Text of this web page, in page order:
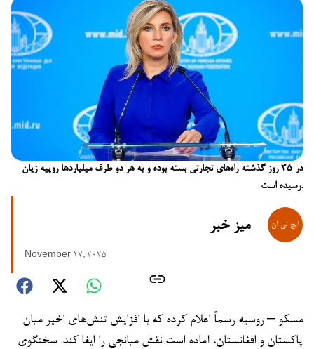
در ۳۵ روز گذشته راه‌های تجارتی بسته بوده و به هر دو طرف میلیاردها روپیه زیان
رسیده است.
میز خبر
November 17, 2025
مسکو – روسیه رسماً اعلام کرده که با افزایش تنش‌های اخیر میان
پاکستان و افغانستان، آماده است نقش میانجی را ایفا کند. سخنگوی